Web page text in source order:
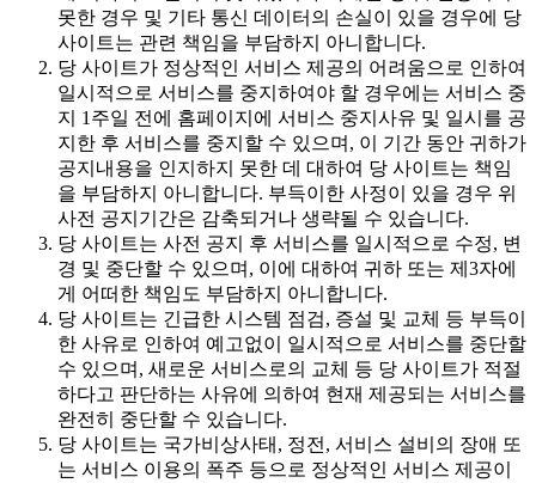
못한 경우 및 기타 통신 데이터의 손실이 있을 경우에 당
사이트는 관련 책임을 부담하지 아니합니다.
당 사이트가 정상적인 서비스 제공의 어려움으로 인하여
일시적으로 서비스를 중지하여야 할 경우에는 서비스 중
지 1주일 전에 홈페이지에 서비스 중지사유 및 일시를 공
지한 후 서비스를 중지할 수 있으며, 이 기간 동안 귀하가
공지내용을 인지하지 못한 데 대하여 당 사이트는 책임
을 부담하지 아니합니다. 부득이한 사정이 있을 경우 위
사전 공지기간은 감축되거나 생략될 수 있습니다.
당 사이트는 사전 공지 후 서비스를 일시적으로 수정, 변
경 및 중단할 수 있으며, 이에 대하여 귀하 또는 제3자에
게 어떠한 책임도 부담하지 아니합니다.
당 사이트는 긴급한 시스템 점검, 증설 및 교체 등 부득이
한 사유로 인하여 예고없이 일시적으로 서비스를 중단할
수 있으며, 새로운 서비스로의 교체 등 당 사이트가 적절
하다고 판단하는 사유에 의하여 현재 제공되는 서비스를
완전히 중단할 수 있습니다.
당 사이트는 국가비상사태, 정전, 서비스 설비의 장애 또
는 서비스 이용의 폭주 등으로 정상적인 서비스 제공이